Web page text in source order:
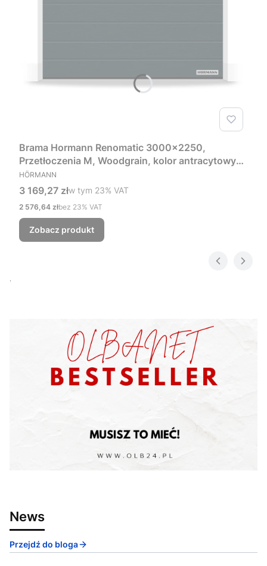
Brama Hormann Renomatic 3000x2250,
Przetłoczenia M, Woodgrain, kolor antracytowy
RAL 7016 + Prowadzenie Z
PRODUCENT
HÖRMANN
Cena brutto
3 169,27 złw tym %s VAT
w tym 23% VAT
Cena netto
2 576,64 złbez 23% VAT
Zobacz produkt
News
Przejdź do bloga